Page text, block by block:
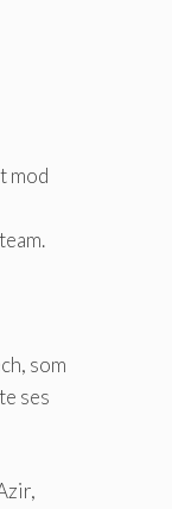
mod
som
ses